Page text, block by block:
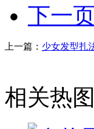
下一
上一篇： 少女发型扎
相关热图